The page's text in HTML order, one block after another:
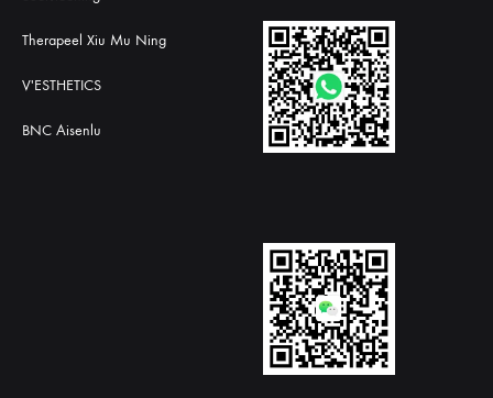
Therapeel Xiu Mu Ning
V'ESTHETICS
BNC Aisenlu